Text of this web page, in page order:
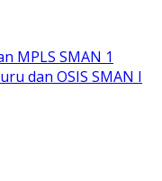
MPLS SMAN 1
dan OSIS SMAN I